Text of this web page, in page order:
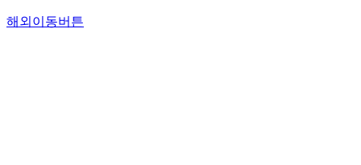
해외이동버튼